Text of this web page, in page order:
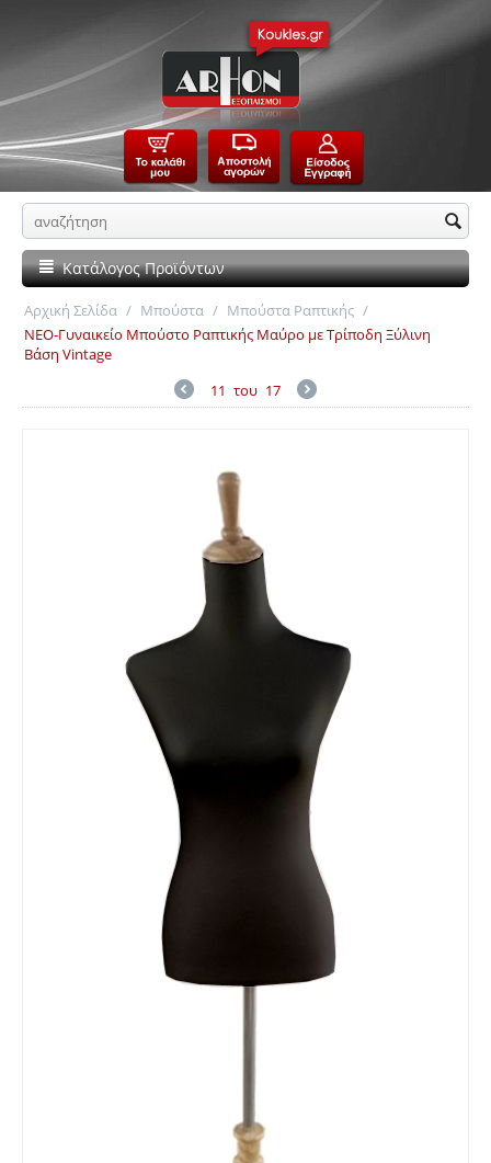
Κατάλογος Προϊόντων
Αρχική Σελίδα / Μπούστα / Μπούστα Ραπτικής /
ΝΕΟ-Γυναικείο Μπούστο Ραπτικής Μαύρο με Τρίποδη Ξύλινη
Βάση Vintage
11 του 17